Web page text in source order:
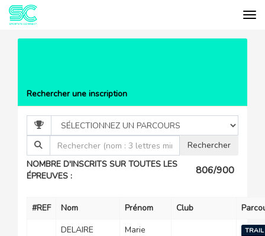
Rechercher une inscription
NOMBRE D'INSCRITS SUR TOUTES LES
ÉPREUVES :
806/900
#REF Nom Prénom Club
DELAIRE
Marie